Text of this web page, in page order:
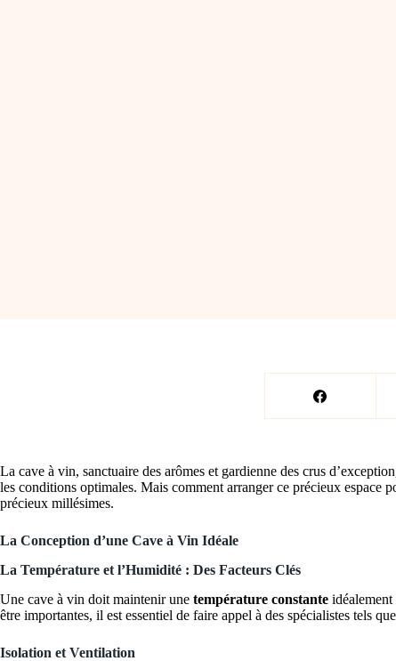
La cave à vin, sanctuaire des arômes et gardienne des crus
les conditions optimales. Mais comment arranger ce précieux
précieux millésimes.
La Conception d’une Cave à Vin Idéale
La Température et l’Humidité : Des Facteurs Clés
Une cave à vin doit maintenir une température constante
être importantes, il est essentiel de faire appel à des spécialistes tels que
Isolation et Ventilation